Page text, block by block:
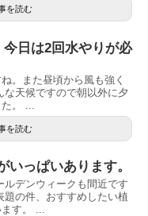
を読む
今日は2回水やりが必
。また昼頃から風も強く
な天候ですので朝以外に夕
。 ...
を読む
いっぱいあります。
デンウィークも間近です
題の件、おすすめしたい植
す。 ...